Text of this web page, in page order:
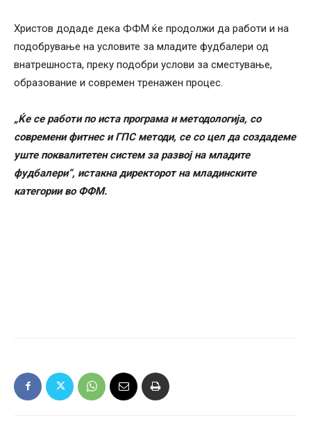
Христов додаде дека ФФМ ќе продолжи да работи и на
подобрување на условите за младите фудбалери од
внатрешноста, преку подобри услови за сместување,
образование и современ тренажен процес.
„Ќе се работи по иста програма и методологија, со
современи фитнес и ГПС методи, се со цел да создадеме
уште поквалитетен систем за развој на младите
фудбалери“, истакна директорот на младинските
категории во ФФМ.